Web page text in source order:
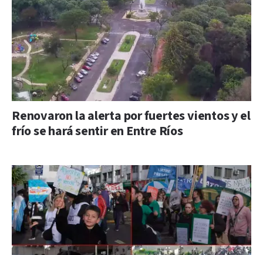
Renovaron la alerta por fuertes vientos y el
frío se hará sentir en Entre Ríos